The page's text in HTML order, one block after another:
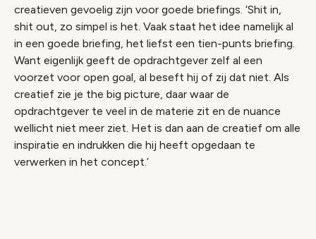
creatieven gevoelig zijn voor goede briefings. ‘Shit in,
shit out, zo simpel is het. Vaak staat het idee namelijk al
in een goede briefing, het liefst een tien-punts briefing.
Want eigenlijk geeft de opdrachtgever zelf al een
voorzet voor open goal, al beseft hij of zij dat niet. Als
creatief zie je the big picture, daar waar de
opdrachtgever te veel in de materie zit en de nuance
wellicht niet meer ziet. Het is dan aan de creatief om alle
inspiratie en indrukken die hij heeft opgedaan te
verwerken in het concept.’